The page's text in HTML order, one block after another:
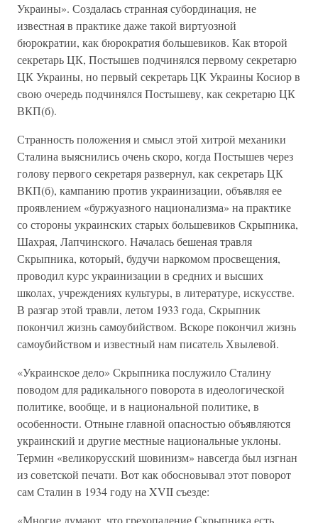
Украины». Создалась странная субординация, не
известная в практике даже такой виртуозной
бюрократии, как бюрократия большевиков. Как второй
секретарь ЦК, Постышев подчинялся первому секретарю
ЦК Украины, но первый секретарь ЦК Украины Косиор в
свою очередь подчинялся Постышеву, как секретарю ЦК
ВКП(б).
Странность положения и смысл этой хитрой механики
Сталина выяснились очень скоро, когда Постышев через
голову первого секретаря развернул, как секретарь ЦК
ВКП(б), кампанию против украинизации, объявляя ее
проявлением «буржуазного национализма» на практике
со стороны украинских старых большевиков Скрыпника,
Шахрая, Лапчинского. Началась бешеная травля
Скрыпника, который, будучи наркомом просвещения,
проводил курс украинизации в средних и высших
школах, учреждениях культуры, в литературе, искусстве.
В разгар этой травли, летом 1933 года, Скрыпник
покончил жизнь самоубийством. Вскоре покончил жизнь
самоубийством и известный нам писатель Хвылевой.
«Украинское дело» Скрыпника послужило Сталину
поводом для радикального поворота в идеологической
политике, вообще, и в национальной политике, в
особенности. Отныне главной опасностью объявляются
украинский и другие местные национальные уклоны.
Термин «великорусский шовинизм» навсегда был изгнан
из советской печати. Вот как обосновывал этот поворот
сам Сталин в 1934 году на XVII съезде:
«Многие думают, что грехопадение Скрыпника есть